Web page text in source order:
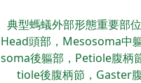
典型螞蟻外部形態重要部
Head頭部，Mesosoma中
soma後軀部，Petiole腹柄
tiole後腹柄節，Gaster腹